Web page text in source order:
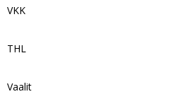
VKK
THL
Vaalit